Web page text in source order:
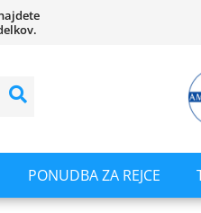
PONUDBA ZA REJCE